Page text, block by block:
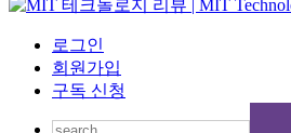
로그인
회원가입
구독 신청